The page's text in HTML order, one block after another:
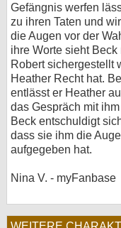
Gefängnis werfen
zu ihren Taten und
die Augen vor der
ihre Worte sieht
Robert sichergestellt
Heather Recht hat.
entlässt er Heather
das Gespräch mit
Beck entschuldigt
dass sie ihm die
aufgegeben hat.
Nina V. - myFanbase